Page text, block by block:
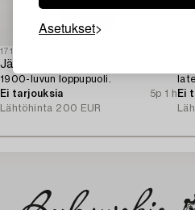
Asetukset
1719575
Jääpala-astia,
1900-luvun loppupuoli.
Ei tarjouksia
5p 1 h
Lähtöhinta 200 EUR
Ei